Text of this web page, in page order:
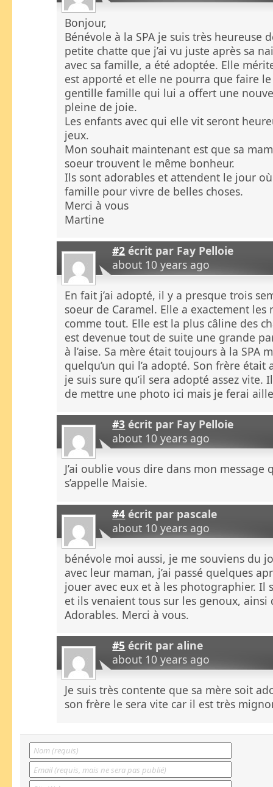
Bonjour,
Bénévole à la SPA je suis très heureuse
petite chatte que j’ai vu juste après sa
avec sa famille, a été adoptée. Elle
est apporté et elle ne pourra que faire
gentille famille qui lui a offert une
pleine de joie.
Les enfants avec qui elle vit seront
jeux.
Mon souhait maintenant est que sa
soeur trouvent le même bonheur.
Ils sont adorables et attendent le jour
famille pour vivre de belles choses.
Merci à vous
Martine
#2 écrit par Fay Pelloie
about 10 years ago
En fait j’ai adopté, il y a presque trois
soeur de Caramel. Elle a exactement les
comme tout. Elle est la plus câline des
est devenue tout de suite une grande
à l’aise. Sa mère était toujours à la SPA
quelqu’un qui l’a adopté. Son frère
je suis sure qu’il sera adopté assez vite.
de mettre une photo ici mais je ferai
#3 écrit par Fay Pelloie
about 10 years ago
J’ai oublie vous dire dans mon message
s’appelle Maisie.
#4 écrit par pascale
about 10 years ago
bénévole moi aussi, je me souviens du
avec leur maman, j’ai passé quelques
jouer avec eux et à les photographier. Il
et ils venaient tous sur les genoux,
Adorables. Merci à vous.
#5 écrit paraline
about 10 years ago
Je suis très contente que sa mère soit
son frère le sera vite car il est très